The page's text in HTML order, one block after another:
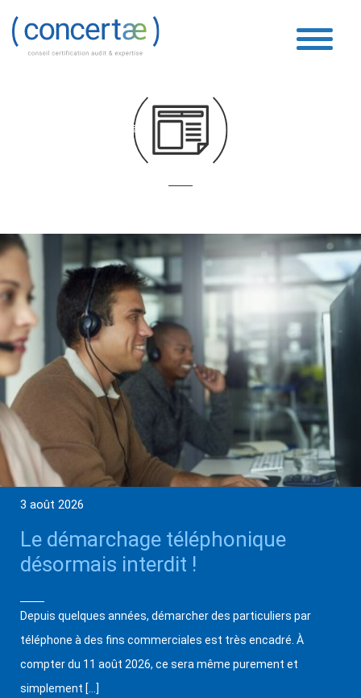
Droit des particuliers
Droit des particuliers
3 août 2026
Le démarchage téléphonique
désormais interdit !
Depuis quelques années, démarcher des particuliers par
téléphone à des fins commerciales est très encadré. À
compter du 11 août 2026, ce sera même purement et
simplement […]